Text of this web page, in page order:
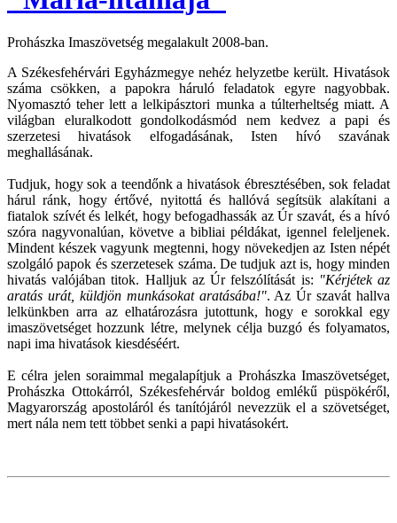
Prohászka Imaszövetség megalakult 2008-ban.
A Székesfehérvári Egyházmegye nehéz helyzetbe került. Hivatások
száma csökken, a papokra háruló feladatok egyre nagyobbak.
Nyomasztó teher lett a lelkipásztori munka a túlterheltség miatt. A
világban eluralkodott gondolkodásmód nem kedvez a papi és
szerzetesi hivatások elfogadásának, Isten hívó szavának
meghallásának.
Tudjuk, hogy sok a teendőnk a hivatások ébresztésében, sok feladat
hárul ránk, hogy értővé, nyitottá és hallóvá segítsük alakítani a
fiatalok szívét és lelkét, hogy befogadhassák az Úr szavát, és a hívó
szóra nagyvonalúan, követve a bibliai példákat, igennel feleljenek.
Mindent készek vagyunk megtenni, hogy növekedjen az Isten népét
szolgáló papok és szerzetesek száma. De tudjuk azt is, hogy minden
hivatás valójában titok. Halljuk az Úr felszólítását is: "Kérjétek az
aratás urát, küldjön munkásokat aratásába!". Az Úr szavát hallva
lelkünkben arra az elhatározásra jutottunk, hogy e sorokkal egy
imaszövetséget hozzunk létre, melynek célja buzgó és folyamatos,
napi ima hivatások kiesdéséért.
E célra jelen soraimmal megalapítjuk a Prohászka Imaszövetséget,
Prohászka Ottokárról, Székesfehérvár boldog emlékű püspökéről,
Magyarország apostoláról és tanítójáról nevezzük el a szövetséget,
mert nála nem tett többet senki a papi hivatásokért.